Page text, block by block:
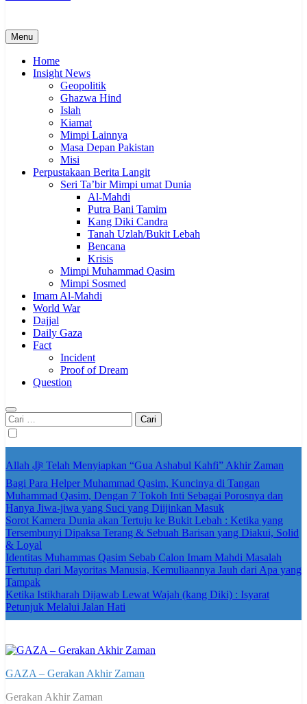
Menu
Home
Insight News
Geopolitik
Ghazwa Hind
Islah
Kiamat
Mimpi Lainnya
Masa Depan Pakistan
Misi
Perpustakaan Berita Langit
Seri Ta’bir Mimpi umat Dunia
Al-Mahdi
Putra Bani Tamim
Kang Diki Candra
Tanah Uzlah/Bukit Lebah
Bencana
Krisis
Mimpi Muhammad Qasim
Mimpi Sosmed
Imam Al-Mahdi
World War
Dajjal
Daily Gaza
Fact
Incident
Proof of Dream
Question
Cari
untuk:
Allah ﷻ Telah Menyiapkan “Gua Ashabul Kahfi” Akhir Zaman
Bagi Para Helper Muhammad Qasim, Kuncinya di Tangan
Muhammad Qasim, Dengan 7 Tokoh Inti Sebagai Porosnya dan
Hanya Jiwa-jiwa yang Suci yang Diijinkan Masuk
Sorot Kamera Dunia akan Tertuju ke Bukit Lebah : Ketika yang
Tersembunyi Dipaksa Terang & Sebuah Barisan yang Diakui, Solid
& Loyal
Identitas Muhammas Qasim Sebab Calon Imam Mahdi Masalah
Tertutup dari Mayoritas Manusia, Kemuliaannya Jauh dari Apa yang
Tampak
Ketika Istikharah Dijawab Lewat Wajah (kang Diki) : Isyarat
Petunjuk Melalui Jalan Hati
GAZA – Gerakan Akhir Zaman
Gerakan Akhir Zaman